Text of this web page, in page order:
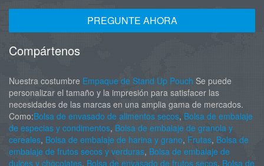
PREGUNTE AHORA
Compártenos
Nuestra costumbre Empaque de Stand Up Pouch Se puede
personalizar el tamaño y la impresión para satisfacer las
necesidades de las marcas en una amplia gama de mercados.
Como:Bolsa de envasado de alimentos secos, Bolsa de embalaje
de especias y condimentos, Bolsa de embalaje de granola y
cereales, Bolsa de embalaje de harina y grano, Frutas, Bolsa de
embalaje de frutos secos y verduras, Bolsa de embalaje de
dulces y chocolates, Bolsa de envasado de frutos secos, Bolsa de